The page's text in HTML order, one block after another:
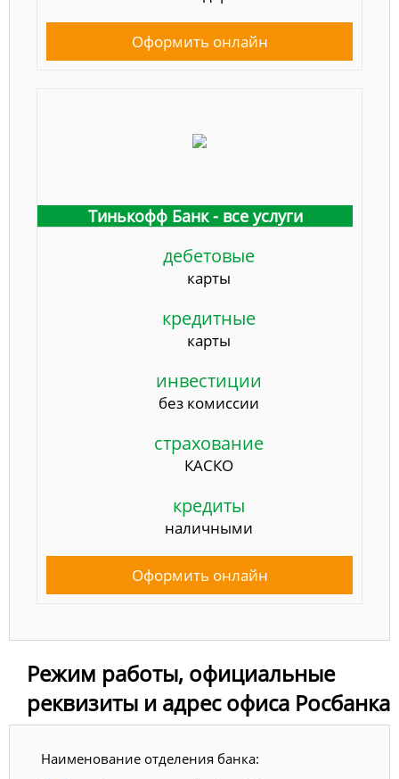
Оформить онлайн
Тинькофф Банк - все услуги
дебетовые
карты
кредитные
карты
инвестиции
без комиссии
страхование
КАСКО
кредиты
наличными
Оформить онлайн
Режим работы, официальные
реквизиты и адрес офиса Росбанка
Наименование отделения банка: